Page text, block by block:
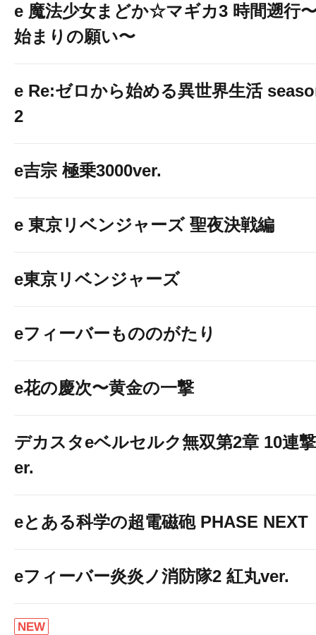
初めての方も大
e 魔法少女まどか☆マギカ3 時間遡行
始まりの願い〜
e Re:ゼロから始める異世界生活
2
e吉宗 極乗3000ver.
e 東京リベンジャーズ 聖夜決戦編
e東京リベンジャーズ
eフィーバーもののがたり
e花の慶次〜黄金の一撃
デカスタeベルセルク無双第2章 10連
er.
eとある科学の超電磁砲 PHASE NEXT
eフィーバー炎炎ノ消防隊2 紅丸ver.
NEW